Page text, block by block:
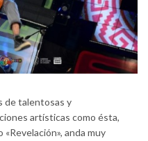
de talentosas y
artísticas como ésta,
anda muy